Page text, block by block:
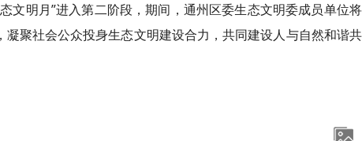
文明月”进入第二阶段，期间，通州区委生态文明委成员单位
聚社会公众投身生态文明建设合力，共同建设人与自然和谐